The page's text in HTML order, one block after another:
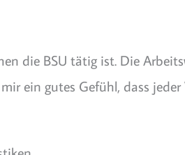
die BSU tätig ist. Die
ein gutes Gefühl, dass